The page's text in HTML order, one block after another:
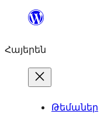
Անցնել
Հայերեն
Թեմաներ